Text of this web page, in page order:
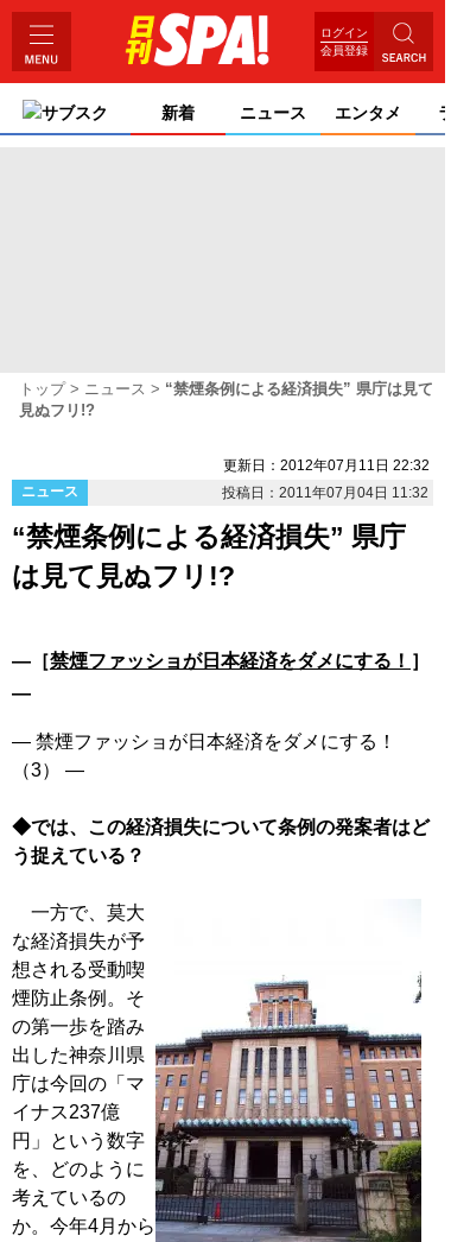
ログイン
会員登録
サブスク 新着 ニュース エンタメ ライ
トップ ニュース
“禁煙条例による経済損失” 県庁は見て
見ぬフリ!?
更新日：2012年07月11日 22:32
ニュース
投稿日：2011年07月04日 11:32
“禁煙条例による経済損失” 県庁
は見て見ぬフリ!?
―［禁煙ファッショが日本経済をダメにする！ ］
―
― 禁煙ファッショが日本経済をダメにする！
（3） ―
◆では、この経済損失について条例の発案者はど
う捉えている？
一方で、莫大
な経済損失が予
想される受動喫
煙防止条例。そ
の第一歩を踏み
出した神奈川県
庁は今回の「マ
イナス237億
円」という数字
を、どのように
考えているの
か。今年4月から